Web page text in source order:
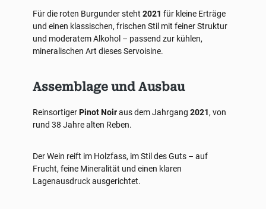
Für die roten Burgunder steht 2021 für kleine Erträge
und einen klassischen, frischen Stil mit feiner Struktur
und moderatem Alkohol – passend zur kühlen,
mineralischen Art dieses Servoisine.
Assemblage und Ausbau
ReinsortigerPinot Noiraus dem Jahrgang 2021, von
rund 38 Jahre alten Reben.
Der Wein reift im Holzfass, im Stil des Guts – auf
Frucht, feine Mineralität und einen klaren
Lagenausdruck ausgerichtet.